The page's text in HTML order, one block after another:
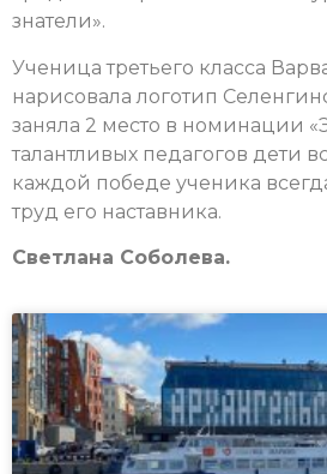
знатели».
Ученица третьего класса
нарисовала логотип
заняла 2 место в номинации
талантливых педагогов дети
каждой победе ученика
труд его наставника.
Светлана Соболева.